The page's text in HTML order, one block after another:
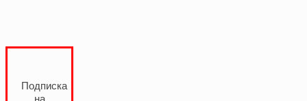
Подписка
на